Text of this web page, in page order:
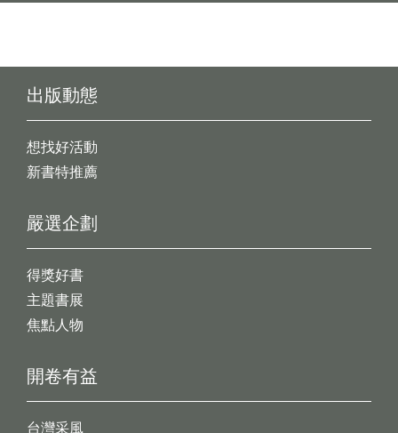
出版動態
想找好活動
新書特推薦
開卷有益
台灣采風
嚴選企劃
得獎好書
主題書展
焦點人物